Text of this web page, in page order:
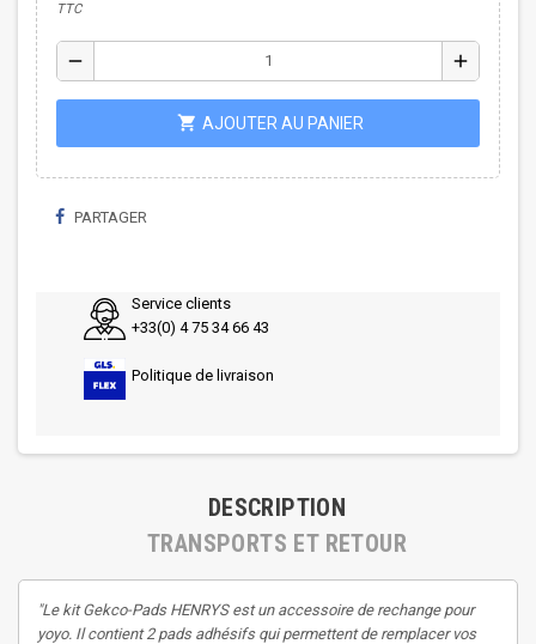
TTC
remove add
shopping_cart AJOUTER AU PANIER
PARTAGER
Service clients
+33(0) 4 75 34 66 43
Politique de livraison
DESCRIPTION
TRANSPORTS ET RETOUR
"Le kit Gekco-Pads HENRYS est un accessoire de rechange pour
yoyo. Il contient 2 pads adhésifs qui permettent de remplacer vos